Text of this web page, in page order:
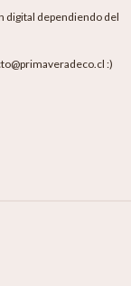
digital dependiendo del
:)